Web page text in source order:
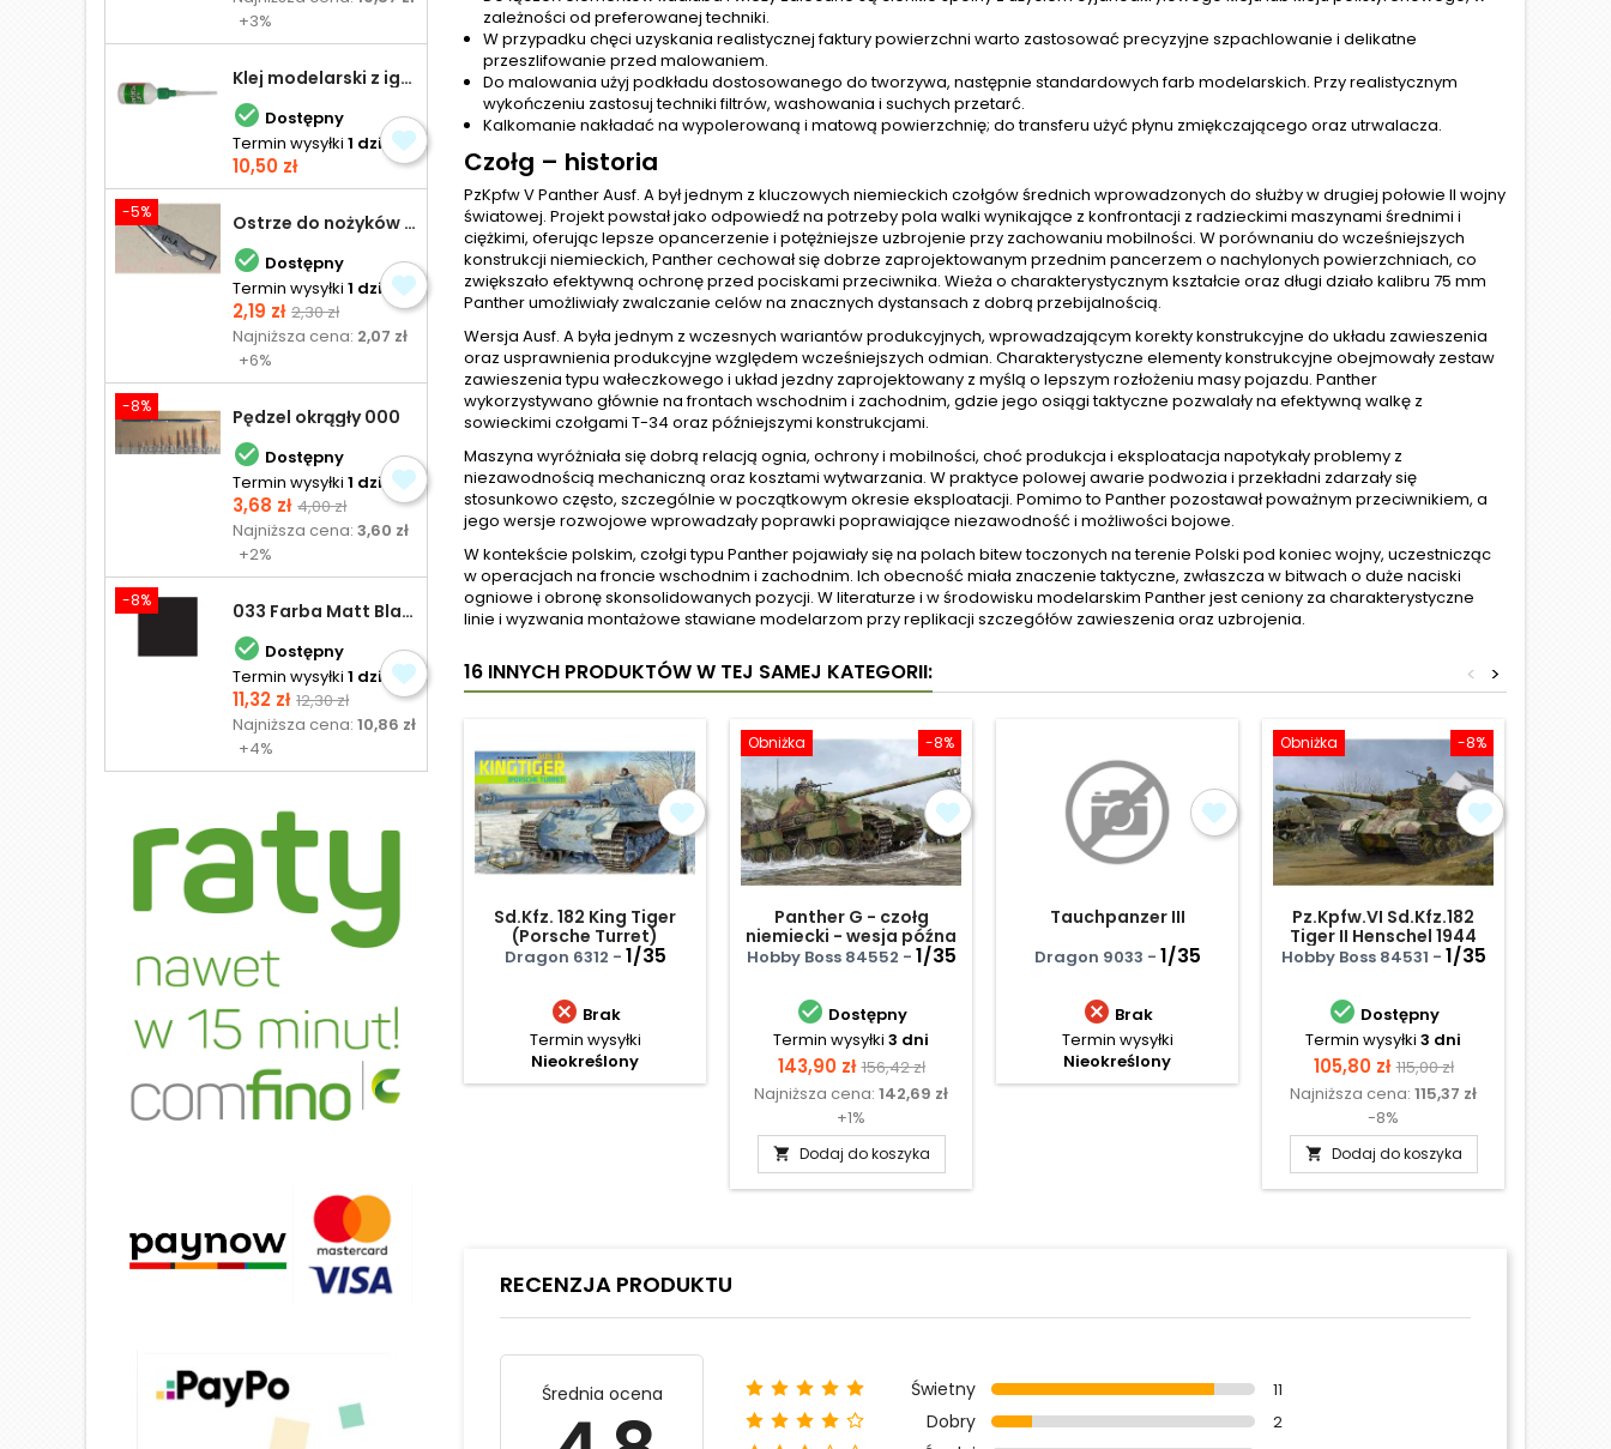
+3%
Klej modelarski z igłą 30 ml
 Dostępny
Termin wysyłki 1 dzień
Cena
10,50 zł
-5% Ostrze do nożyków Excel
 Dostępny
Termin wysyłki 1 dzień
Cena
2,19 zł Cena
podstawowa
2,30 zł
Najniższa cena: 2,07 zł
+6%
-8% Pędzel okrągły 000
 Dostępny
Termin wysyłki 1 dzień
Cena
3,68 zł Cena
podstawowa
4,00 zł
Najniższa cena:3,60 zł
+2%
-8% 033 Farba Matt Black - olejna
 Dostępny
Termin wysyłki 1 dzień
Cena
11,32 zł Cena
podstawowa
12,30 zł
Najniższa cena:10,86 zł
+4%
zależności od preferowanej techniki.
W przypadku chęci uzyskania realistycznej faktury powierzchni warto zastosować precyzyjne szpachlowanie i delikatne
przeszlifowanie przed malowaniem.
Do malowania użyj podkładu dostosowanego do tworzywa, następnie standardowych farb modelarskich. Przy realistycznym
wykończeniu zastosuj techniki filtrów, washowania i suchych przetarć.
Kalkomanie nakładać na wypolerowaną i matową powierzchnię; do transferu użyć płynu zmiękczającego oraz utrwalacza.
Czołg – historia
PzKpfw V Panther Ausf. A był jednym z kluczowych niemieckich czołgów średnich wprowadzonych do służby w drugiej połowie II wojny
światowej. Projekt powstał jako odpowiedź na potrzeby pola walki wynikające z konfrontacji z radzieckimi maszynami średnimi i
ciężkimi, oferując lepsze opancerzenie i potężniejsze uzbrojenie przy zachowaniu mobilności. W porównaniu do wcześniejszych
konstrukcji niemieckich, Panther cechował się dobrze zaprojektowanym przednim pancerzem o nachylonych powierzchniach, co
zwiększało efektywną ochronę przed pociskami przeciwnika. Wieża o charakterystycznym kształcie oraz długi działo kalibru 75 mm
Panther umożliwiały zwalczanie celów na znacznych dystansach z dobrą przebijalnością.
Wersja Ausf. A była jednym z wczesnych wariantów produkcyjnych, wprowadzającym korekty konstrukcyjne do układu zawieszenia
oraz usprawnienia produkcyjne względem wcześniejszych odmian. Charakterystyczne elementy konstrukcyjne obejmowały zestaw
zawieszenia typu wałeczkowego i układ jezdny zaprojektowany z myślą o lepszym rozłożeniu masy pojazdu. Panther
wykorzystywano głównie na frontach wschodnim i zachodnim, gdzie jego osiągi taktyczne pozwalały na efektywną walkę z
sowieckimi czołgami T-34 oraz późniejszymi konstrukcjami.
Maszyna wyróżniała się dobrą relacją ognia, ochrony i mobilności, choć produkcja i eksploatacja napotykały problemy z
niezawodnością mechaniczną oraz kosztami wytwarzania. W praktyce polowej awarie podwozia i przekładni zdarzały się
stosunkowo często, szczególnie w początkowym okresie eksploatacji. Pomimo to Panther pozostawał poważnym przeciwnikiem, a
jego wersje rozwojowe wprowadzały poprawki poprawiające niezawodność i możliwości bojowe.
W kontekście polskim, czołgi typu Panther pojawiały się na polach bitew toczonych na terenie Polski pod koniec wojny, uczestnicząc
w operacjach na froncie wschodnim i zachodnim. Ich obecność miała znaczenie taktyczne, zwłaszcza w bitwach o duże naciski
ogniowe i obronę skonsolidowanych pozycji. W literaturze i w środowisku modelarskim Panther jest ceniony za charakterystyczne
linie i wyzwania montażowe stawiane modelarzom przy replikacji szczegółów zawieszenia oraz uzbrojenia.
16 INNYCH PRODUKTÓW W TEJ SAMEJ KATEGORII: >
<
Sd.Kfz. 182 King Tiger
(Porsche Turret)
Dragon 6312 - 1/35
 Brak
Termin wysyłki
Nieokreślony
-8%
Obniżka
Panther G - czołg
niemiecki - wesja późna
Hobby Boss 84552 - 1/35
 Dostępny
Termin wysyłki 3 dni
Cena
143,90 zł Cena
podstawowa
156,42 zł
Najniższa cena: 142,69 zł
+1%
 Dodaj do koszyka
Tauchpanzer III
Dragon 9033 - 1/35
 Brak
Termin wysyłki
Nieokreślony
-8%
Obniżka
Pz.Kpfw.VI Sd.Kfz.182
Tiger II Henschel 1944
Production zimmerit
Hobby Boss 84531 - 1/35
 Dostępny
Termin wysyłki 3 dni
Cena
105,80 zł Cena
podstawowa
115,00 zł
Najniższa cena: 115,37 zł
-8%
 Dodaj do koszyka
RECENZJA PRODUKTU
Średnia ocena Świetny 11
Dobry 2